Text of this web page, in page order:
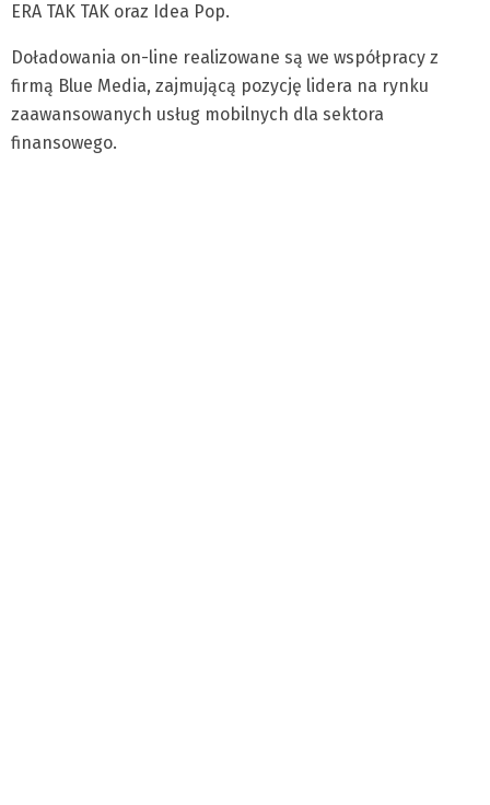
ERA TAK TAK oraz Idea Pop.
Doładowania on-line realizowane są we współpracy z
firmą Blue Media, zajmującą pozycję lidera na rynku
zaawansowanych usług mobilnych dla sektora
finansowego.